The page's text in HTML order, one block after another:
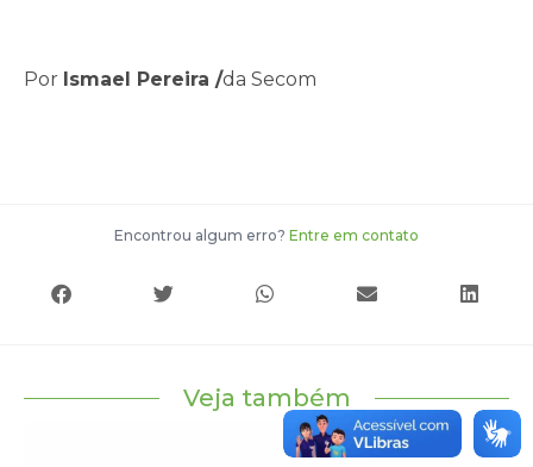
Por Ismael Pereira /da Secom
Encontrou algum erro? Entre em contato
Veja também